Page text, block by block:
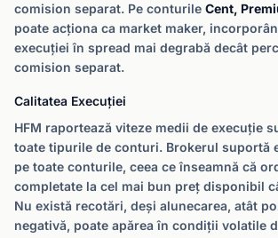
comision separat. Pe conturile Cent,
poate acționa ca market maker,
execuției în spread mai degrabă decât
comision separat.
Calitatea Execuției
HFM raportează viteze medii de execuție
toate tipurile de conturi. Brokerul suportă
pe toate conturile, ceea ce înseamnă că
completate la cel mai bun preț disponibil
Nu există recotări, deși alunecarea, atât
negativă, poate apărea în condiții volatile